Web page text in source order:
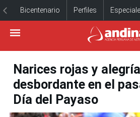
Bicentenario Perfiles
Narices rojas y alegría
desbordante en el
Día del Payaso